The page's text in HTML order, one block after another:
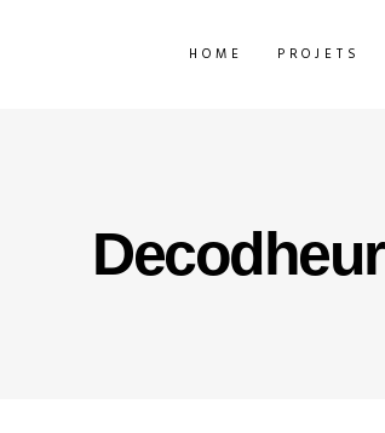
HOME PROJETS